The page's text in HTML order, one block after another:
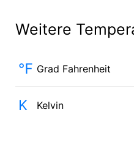
Weitere
℉ Grad Fahrenheit
K Kelvin